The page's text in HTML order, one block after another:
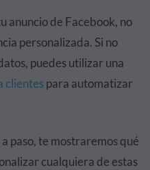
anuncio de Facebook, no
personalizada. Si no
puedes utilizar una
clientespara automatizar
paso, te mostraremos qué
cualquiera de estas